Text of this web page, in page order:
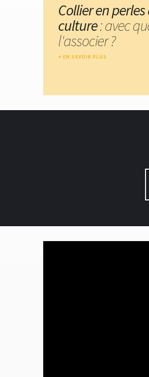
Collier en perles
culture: avec
l'associer ?
EN SAVOIR PLUS